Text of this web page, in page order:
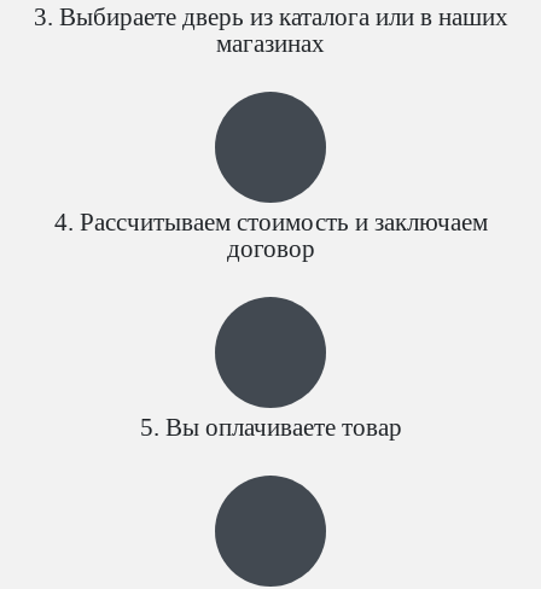
Выбираете дверь из каталога или в наших
магазинах
Рассчитываем стоимость и заключаем
договор
Вы оплачиваете товар